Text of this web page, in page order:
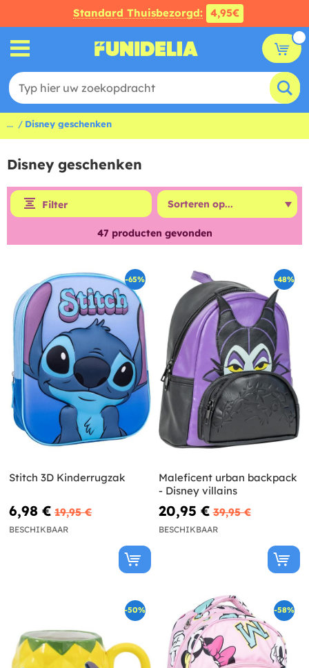
Standard Thuisbezorgd: 4,95€
... Disney geschenken
Disney geschenken
Filter
47 producten gevonden
-65%
Stitch 3D Kinderrugzak
6,98 € 19,95 €
BESCHIKBAAR
-48%
Maleficent urban backpack
- Disney villains
20,95 € 39,95 €
BESCHIKBAAR
-50% -58%